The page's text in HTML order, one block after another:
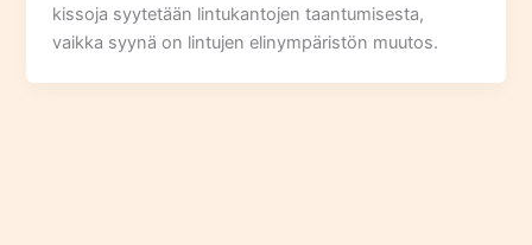
kissoja syytetään lintukantojen taantumisesta,
vaikka syynä on lintujen elinympäristön muutos.